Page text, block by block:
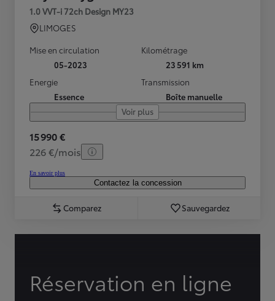
1.0 VVT-i 72ch Design MY23
LIMOGES
Mise en circulation
05-2023
Kilométrage
23 591 km
Energie
Essence
Transmission
Boîte manuelle
Voir plus
15 990 €
226 €/mois
En savoir plus
Contactez la concession
Comparez Sauvegardez
Réservation en ligne